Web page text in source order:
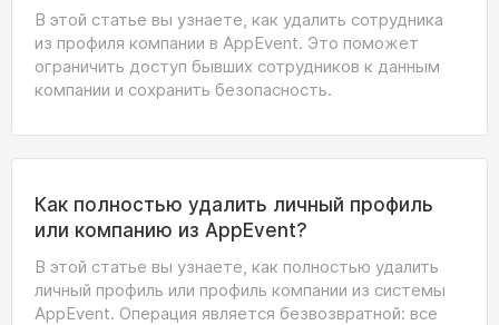
В этой статье вы узнаете, как удалить сотрудника
из профиля компании в AppEvent. Это поможет
ограничить доступ бывших сотрудников к данным
компании и сохранить безопасность.
Как полностью удалить личный профиль
или компанию из AppEvent?
В этой статье вы узнаете, как полностью удалить
личный профиль или профиль компании из системы
AppEvent. Операция является безвозвратной: все